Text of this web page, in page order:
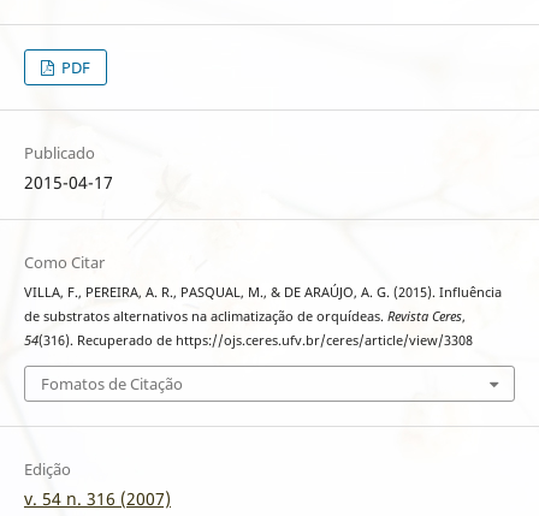
PDF
Publicado
2015-04-17
Como Citar
VILLA, F., PEREIRA, A. R., PASQUAL, M., & DE ARAÚJO, A. G. (2015). Influência
de substratos alternativos na aclimatização de orquídeas. Revista Ceres,
54(316). Recuperado de https://ojs.ceres.ufv.br/ceres/article/view/3308
Fomatos de Citação
Edição
v. 54 n. 316 (2007)